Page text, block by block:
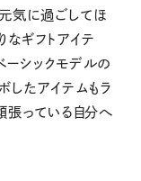
気に過ごしてほ
なギフトアイテ
ーシックモデルの
したアイテムもラ
張っている自分へ